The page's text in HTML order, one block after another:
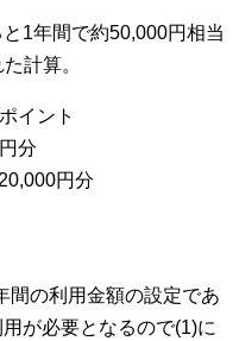
1年間で約50,000円相当
計算。
イント
分
円分
間の利用金額の設定であ
が必要となるので(1)に